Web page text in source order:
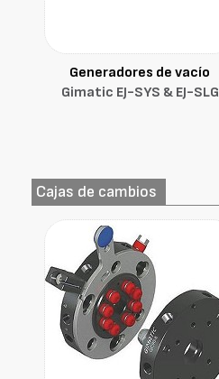
Generadores de vacío
Gimatic EJ-SYS & EJ-SLG
Cajas de cambios